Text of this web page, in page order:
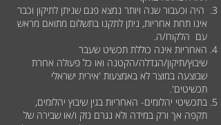
היה וכעבור שנה ויותר נמצא פגם שניתן לתיקון וכבר
אינו תחת אחריות, ניתן לתקנו בתשלום מתואם מראש
עם הלקוח/ה.
האחריות אינה כוללת תכשיט שעבר
שיבוץ/תיקון/הגדלה/הקטנה ואו כל פעולה אחרת
שבוצעה במוצר לא באמצעות 'אירית ישראלי
תכשיטים'.
בתכשיטי יהלומים- האחריות בגין שיבוץ יהלומים,
תקפה אך ורק במידה ולא נגרם נזק ו/או שבירה של